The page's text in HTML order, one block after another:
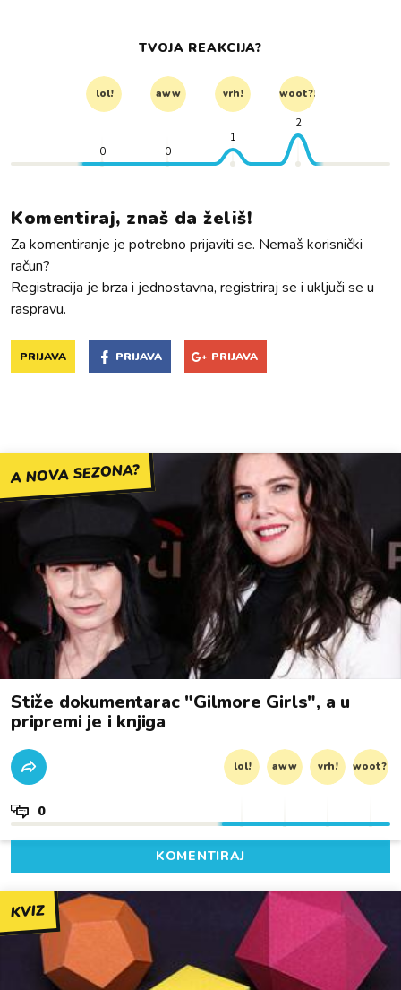
TVOJA REAKCIJA?
lol! aww vrh! woot?!
0 0
1
2
Komentiraj, znaš da želiš!
Za komentiranje je potrebno prijaviti se. Nemaš korisnički
račun?
Registracija je brza i jednostavna, registriraj se i uključi se u
raspravu.
PRIJAVA PRIJAVA PRIJAVA
A NOVA SEZONA?
Stiže dokumentarac "Gilmore Girls", a u
pripremi je i knjiga
lol! aww vrh! woot?!
0
KOMENTIRAJ
KVIZ